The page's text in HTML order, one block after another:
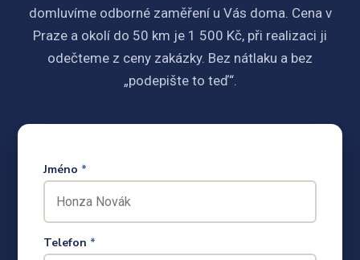
domluvíme odborné zaměření u Vás doma. Cena v
Praze a okolí do 50 km je 1 500 Kč, při realizaci ji
odečteme z ceny zakázky. Bez nátlaku a bez
„podepište to teď“.
Jméno *
Telefon *